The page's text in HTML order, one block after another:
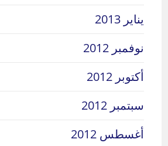
يناير 2013
نوفمبر 2012
أكتوبر 2012
سبتمبر 2012
أغسطس 2012